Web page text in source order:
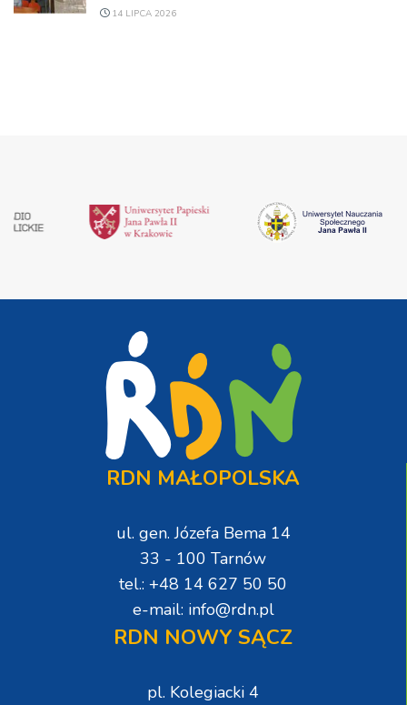
14 LIPCA 2026
RDN MAŁOPOLSKA
ul. gen. Józefa Bema 14
33 - 100 Tarnów
tel.: +48 14 627 50 50
e-mail: info@rdn.pl
RDN NOWY SĄCZ
pl. Kolegiacki 4